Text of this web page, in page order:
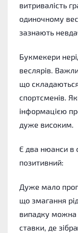
витривалість
одиночному
зазнають
Букмекери
веслярів.
що
спортсменів.
інформацією
дуже високим.
Є два нюанси в
позитивний:
Дуже мало
що змагання
випадку можна
ставки, де